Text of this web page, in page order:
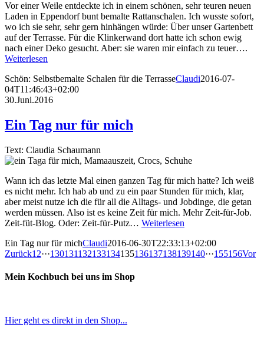
Vor einer Weile entdeckte ich in einem schönen, sehr teuren neuen
Laden in Eppendorf bunt bemalte Rattanschalen. Ich wusste sofort,
wo ich sie sehr, sehr gern hinhängen würde: Über unser Gartenbett
auf der Terrasse. Für die Klinkerwand dort hatte ich schon ewig
nach einer Deko gesucht. Aber: sie waren mir einfach zu teuer….
Weiterlesen
Schön: Selbstbemalte Schalen für die TerrasseClaudi2016-07-
04T11:46:43+02:00
30.Juni.2016
Ein Tag nur für mich
Text: Claudia Schaumann
Wann ich das letzte Mal einen ganzen Tag für mich hatte? Ich weiß
es nicht mehr. Ich hab ab und zu ein paar Stunden für mich, klar,
aber meist nutze ich die für all die Alltags- und Jobdinge, die getan
werden müssen. Also ist es keine Zeit für mich. Mehr Zeit-für-Job.
Zeit-füt-Blog. Oder: Zeit-für-Putz… Weiterlesen
Ein Tag nur für michClaudi2016-06-30T22:33:13+02:00
Zurück1 2···130131132133134135136137138139140···155156Vor
Mein Kochbuch bei uns im Shop
Hier geht es direkt in den Shop...